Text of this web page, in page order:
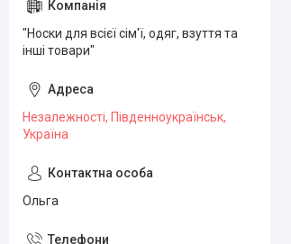
"Носки для всієї сім'ї, одяг, взуття та
інші товари"
Незалежності, Південноукраїнськ,
Україна
Ольга